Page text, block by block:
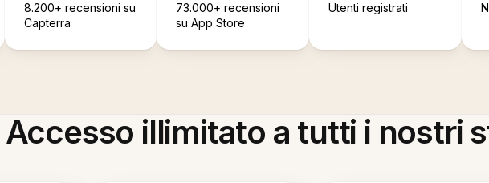
8.200+ recensioni su
Capterra
73.000+ recensioni
su App Store
Utenti registrati
Accesso illimitato a tutti i nostri